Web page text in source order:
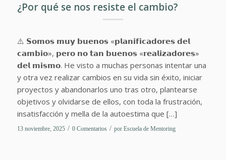
¿Por qué se nos resiste el cambio?
⚠️ 𝗦𝗼𝗺𝗼𝘀 𝗺𝘂𝘆 𝗯𝘂𝗲𝗻𝗼𝘀 «𝗽𝗹𝗮𝗻𝗶𝗳𝗶𝗰𝗮𝗱𝗼𝗿𝗲𝘀 𝗱𝗲𝗹
𝗰𝗮𝗺𝗯𝗶𝗼», 𝗽𝗲𝗿𝗼 𝗻𝗼 𝘁𝗮𝗻 𝗯𝘂𝗲𝗻𝗼𝘀 «𝗿𝗲𝗮𝗹𝗶𝘇𝗮𝗱𝗼𝗿𝗲𝘀»
𝗱𝗲𝗹 𝗺𝗶𝘀𝗺𝗼. He visto a muchas personas intentar una
y otra vez realizar cambios en su vida sin éxito, iniciar
proyectos y abandonarlos uno tras otro, plantearse
objetivos y olvidarse de ellos, con toda la frustración,
insatisfacción y mella de la autoestima que […]
13 noviembre, 2025 / 0 Comentarios / por Escuela de Mentoring